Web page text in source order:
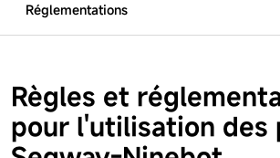
Réglementations
Règles et
pour l'utilisation des